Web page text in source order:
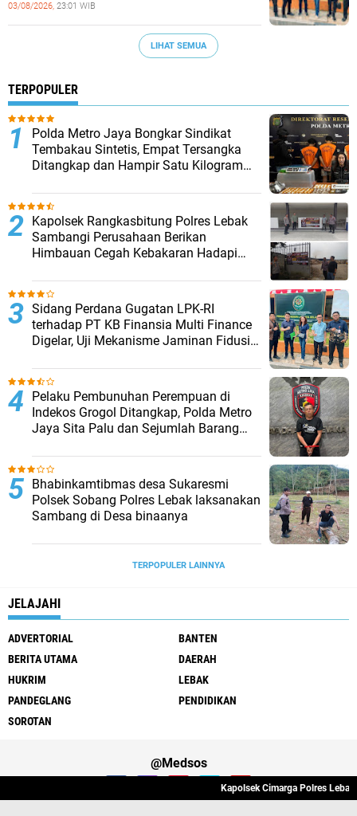
03/08/2026, 23:01 WIB
LIHAT SEMUA
TERPOPULER
‎Polda Metro Jaya Bongkar Sindikat
Tembakau Sintetis, Empat Tersangka
Ditangkap dan Hampir Satu Kilogram
Kapolsek Rangkasbitung Polres Lebak
Sambangi Perusahaan Berikan
Himbauan Cegah Kebakaran Hadapi
Sidang Perdana Gugatan LPK-RI
terhadap PT KB Finansia Multi Finance
Digelar, Uji Mekanisme Jaminan Fidusia
Pelaku Pembunuhan Perempuan di
Indekos Grogol Ditangkap, Polda Metro
Jaya Sita Palu dan Sejumlah Barang
Bhabinkamtibmas desa Sukaresmi
Polsek Sobang Polres Lebak laksanakan
Sambang di Desa binaanya
TERPOPULER LAINNYA
JELAJAHI
ADVERTORIAL
BANTEN
BERITA UTAMA
DAERAH
HUKRIM
LEBAK
PANDEGLANG
PENDIDIKAN
SOROTAN
@Medsos
Kapolsek Cimarga Polres Lebak